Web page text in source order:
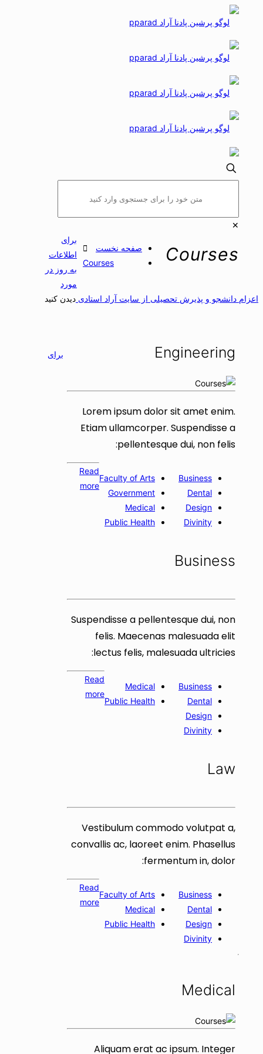
Courses
صفحه نخست
Courses
برای
اطلاعات
به روز در
مورد
دانشجو و پذیرش تحصیلی از سایت آراد استادیدیدن کنید
Engineering
Lorem ipsum dolor sit amet enim.
Etiam ullamcorper. Suspendisse a
pellentesque dui, non felis:
Business
Dental
Design
Divinity
Faculty of Arts
Government
Medical
Public Health
Read
more
Business
Suspendisse a pellentesque dui, non
felis. Maecenas malesuada elit
lectus felis, malesuada ultricies:
Business
Dental
Design
Divinity
Medical
Public Health
Read
more
Law
Vestibulum commodo volutpat a,
convallis ac, laoreet enim. Phasellus
fermentum in, dolor:
Business
Dental
Design
Divinity
Faculty of Arts
Medical
Public Health
Read
more
Medical
Aliquam erat ac ipsum. Integer
برای